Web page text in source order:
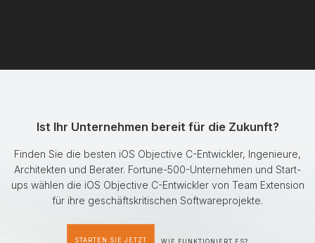
Ist Ihr Unternehmen bereit für die Zukunft?
Finden Sie die besten iOS Objective C-Entwickler, Ingenieure,
Architekten und Berater. Fortune-500-Unternehmen und Start-
ups wählen die iOS Objective C-Entwickler von Team Extension
für ihre geschäftskritischen Softwareprojekte.
STARTEN SIE JETZT WIE FUNKTIONIERT ES?